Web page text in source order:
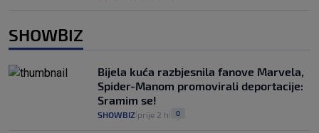
SHOWBIZ
Bijela kuća razbjesnila fanove Marvela,
Spider-Manom promovirali deportacije:
Sramim se!
SHOWBIZ prije 2 h 0